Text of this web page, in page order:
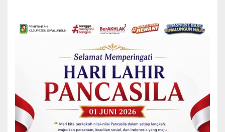
Ketua KTNA (Kelompok Tani Nelayan Andalan) Kabupaten
Simalungun, Parlindungan Manalu, yang didampingi langsung oleh
Di hadapan Wakil Presiden, Parlindungan Manalu menyampaikan
bahwa Kabupaten Simalungun merupakan salah satu daerah
lumbung pangan nasional, namun masih menghadapi persoalan
serius terkait kondisi jaringan irigasi yang membutuhkan perhatian
pemerintah pusat.
“Kabupaten Simalungun merupakan salah satu lumbung pertanian,